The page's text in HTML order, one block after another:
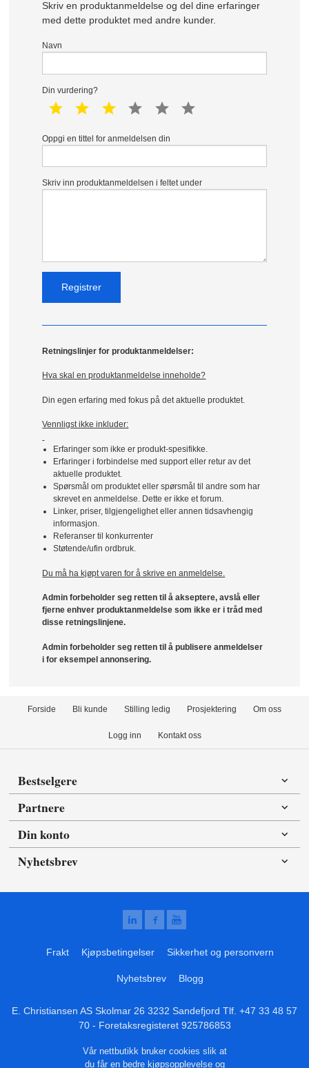
Skriv en produktanmeldelse og del dine erfaringer
med dette produktet med andre kunder.
Navn
Din vurdering?
1 star 2 star 3 star 4 star 5 star
Oppgi en tittel for anmeldelsen din
Skriv inn produktanmeldelsen i feltet under
Retningslinjer for produktanmeldelser:
Hva skal en produktanmeldelse inneholde?
Din egen erfaring med fokus på det aktuelle produktet.
Vennligst ikke inkluder:
Erfaringer som ikke er produkt-spesifikke.
Erfaringer i forbindelse med support eller retur av det
aktuelle produktet.
Spørsmål om produktet eller spørsmål til andre som har
skrevet en anmeldelse. Dette er ikke et forum.
Linker, priser, tilgjengelighet eller annen tidsavhengig
informasjon.
Referanser til konkurrenter
Støtende/ufin ordbruk.
Du må ha kjøpt varen for å skrive en anmeldelse.
Admin forbeholder seg retten til å akseptere, avslå eller
fjerne enhver produktanmeldelse som ikke er i tråd med
disse retningslinjene.
Admin forbeholder seg retten til å publisere anmeldelser
i for eksempel annonsering.
Forside Bli kunde Stilling ledig Prosjektering Om oss
Logg inn Kontakt oss
Bestselgere
Partnere
Din konto
Nyhetsbrev
Frakt Kjøpsbetingelser Sikkerhet og personvern
Nyhetsbrev Blogg
E. Christiansen AS Skolmar 26 3232 Sandefjord Tlf. +47 33 48 57
70- Foretaksregisteret 925786853
Vår nettbutikk bruker cookies slik at
du får en bedre kjøpsopplevelse og